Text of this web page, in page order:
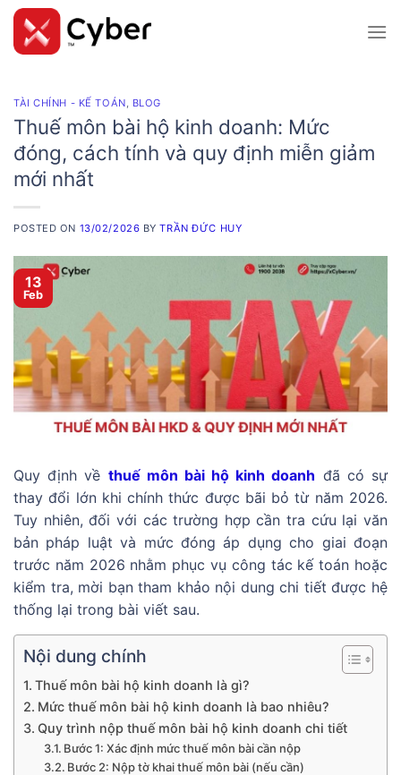
Skip
content
TÀI CHÍNH - KẾ TOÁN, BLOG
Thuế môn bài hộ kinh doanh: Mức
đóng, cách tính và quy định miễn giảm
mới nhất
POSTED ON 13/02/2026 BYTRẦN ĐỨC HUY
13
Feb
Quy định về thuế môn bài hộ kinh doanh đã có sự
thay đổi lớn khi chính thức được bãi bỏ từ năm 2026.
Tuy nhiên, đối với các trường hợp cần tra cứu lại văn
bản pháp luật và mức đóng áp dụng cho giai đoạn
trước năm 2026 nhằm phục vụ công tác kế toán hoặc
kiểm tra, mời bạn tham khảo nội dung chi tiết được hệ
thống lại trong bài viết sau.
Nội dung chính
Thuế môn bài hộ kinh doanh là gì?
Mức thuế môn bài hộ kinh doanh là bao nhiêu?
Quy trình nộp thuế môn bài hộ kinh doanh chi tiết
Bước 1: Xác định mức thuế môn bài cần nộp
Bước 2: Nộp tờ khai thuế môn bài (nếu cần)